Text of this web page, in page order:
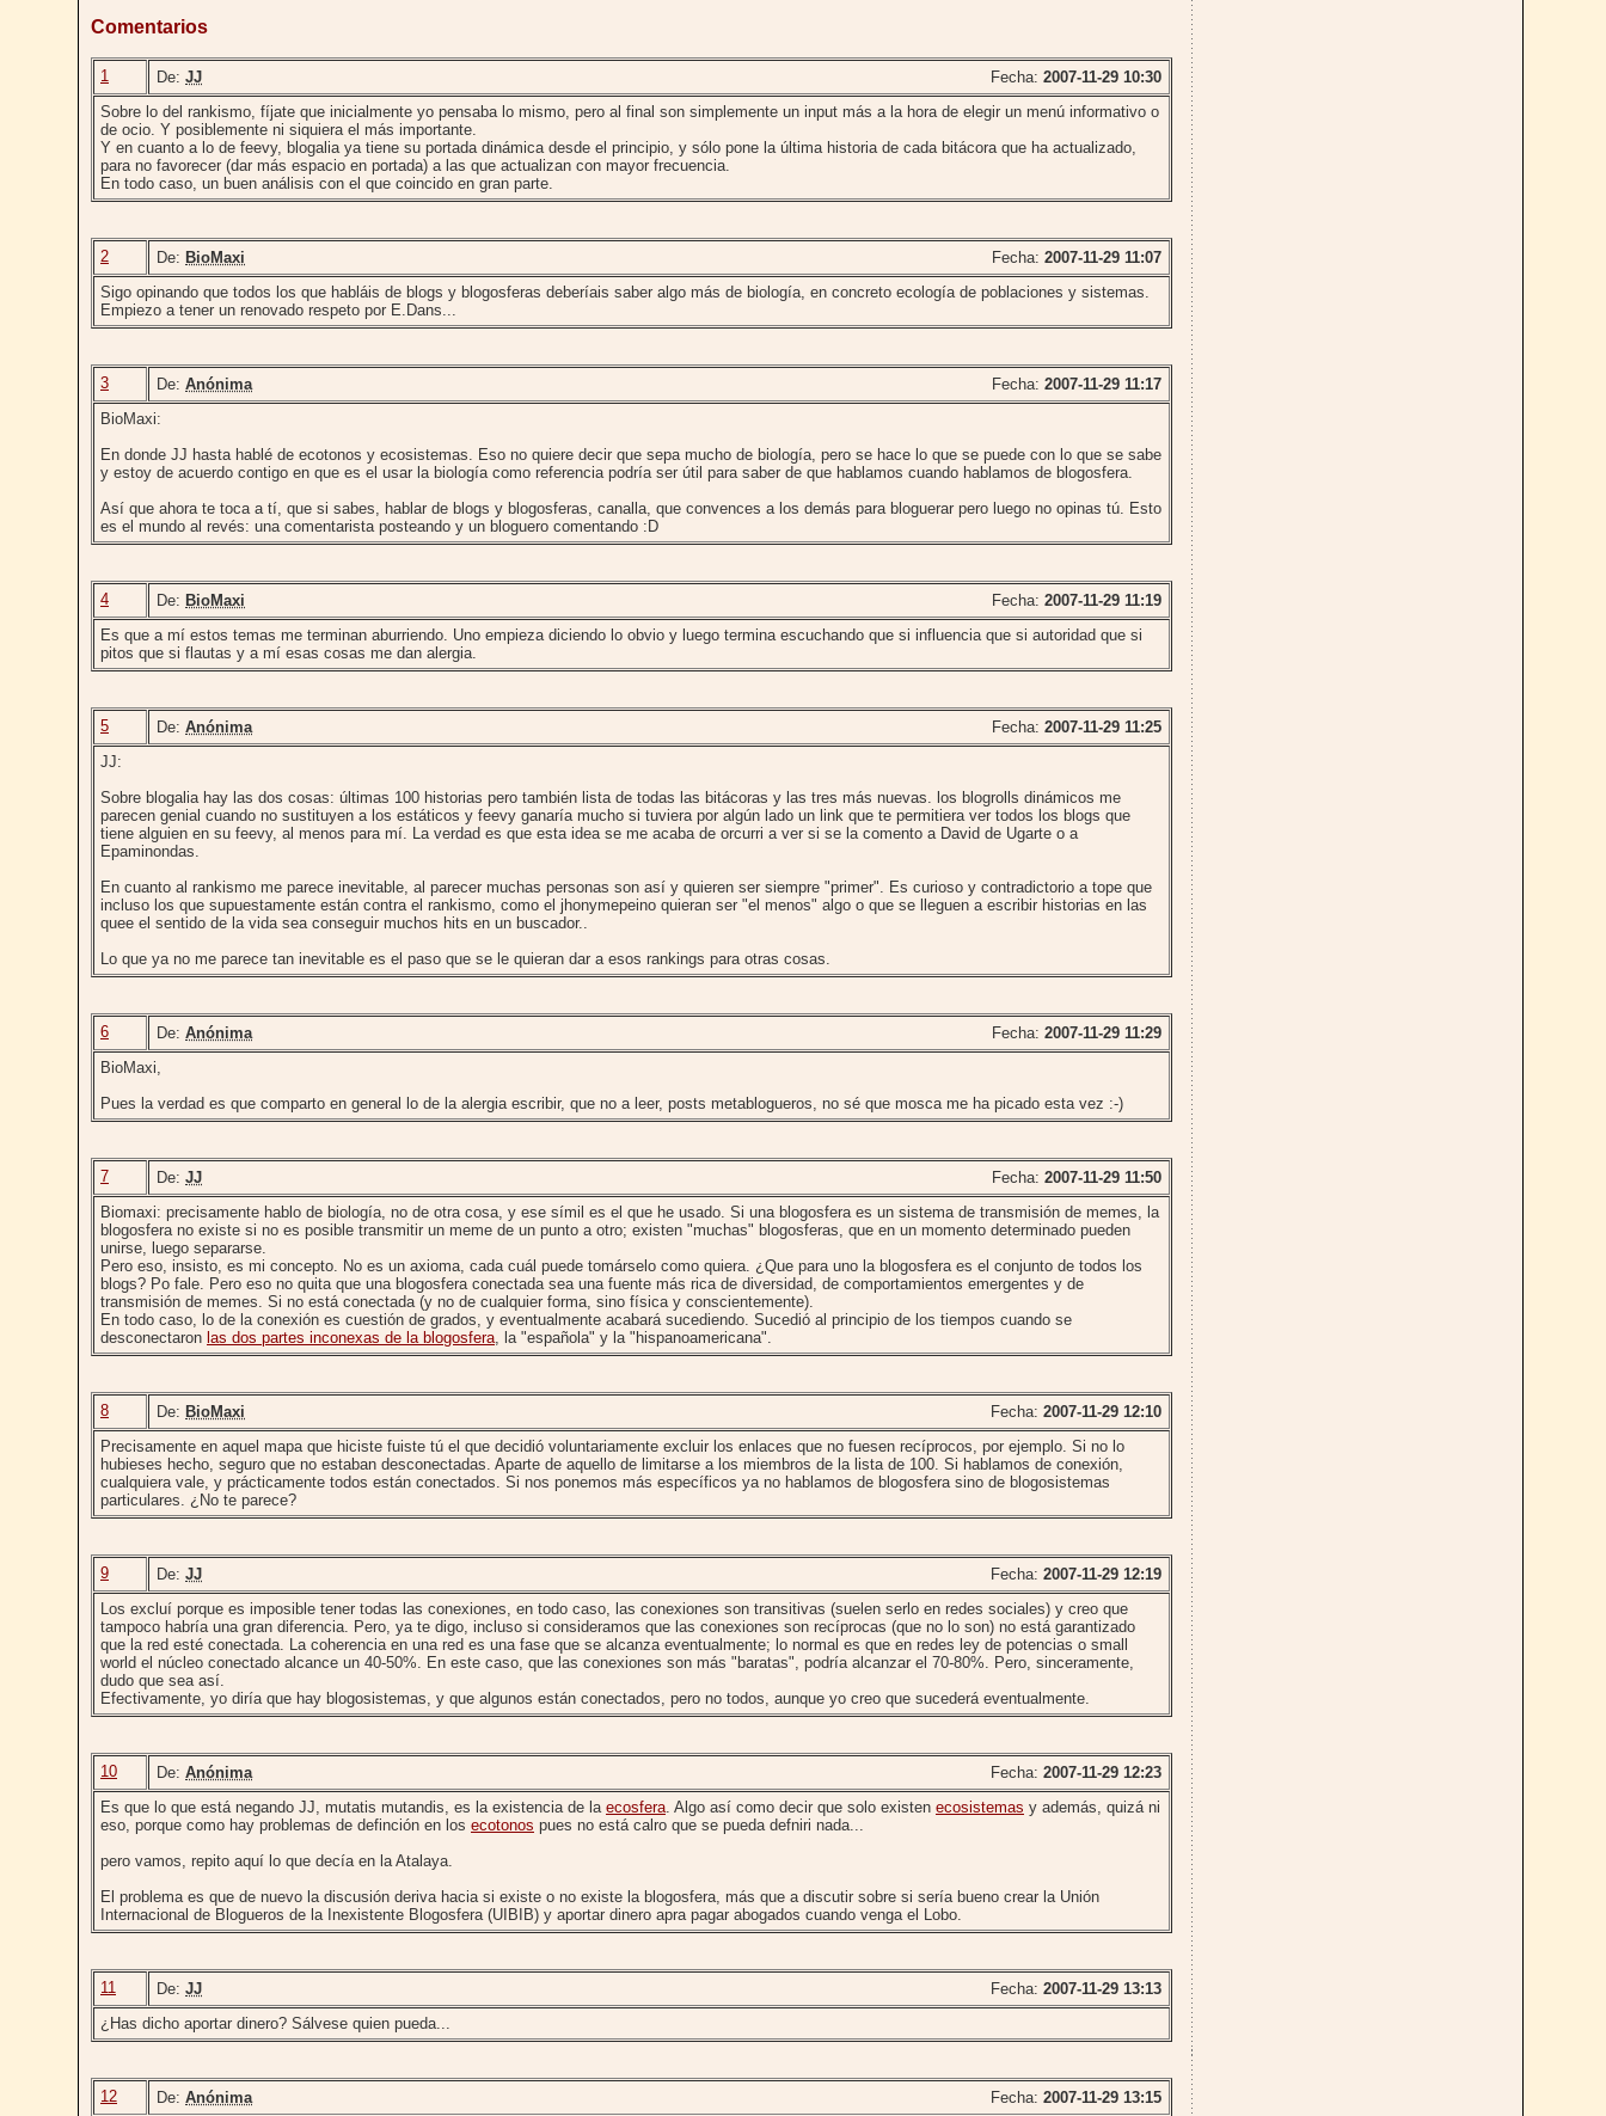
Comentarios
1 De: JJ Fecha: 2007-11-29 10:30
Sobre lo del rankismo, fíjate que inicialmente yo pensaba lo mismo, pero al final son simplemente un input más a la hora de elegir un menú informativo o
de ocio. Y posiblemente ni siquiera el más importante.
Y en cuanto a lo de feevy, blogalia ya tiene su portada dinámica desde el principio, y sólo pone la última historia de cada bitácora que ha actualizado,
para no favorecer (dar más espacio en portada) a las que actualizan con mayor frecuencia.
En todo caso, un buen análisis con el que coincido en gran parte.
2 De: BioMaxi Fecha: 2007-11-29 11:07
Sigo opinando que todos los que habláis de blogs y blogosferas deberíais saber algo más de biología, en concreto ecología de poblaciones y sistemas.
Empiezo a tener un renovado respeto por E.Dans...
3 De: Anónima Fecha: 2007-11-29 11:17
BioMaxi:
En donde JJ hasta hablé de ecotonos y ecosistemas. Eso no quiere decir que sepa mucho de biología, pero se hace lo que se puede con lo que se sabe
y estoy de acuerdo contigo en que es el usar la biología como referencia podría ser útil para saber de que hablamos cuando hablamos de blogosfera.
Así que ahora te toca a tí, que si sabes, hablar de blogs y blogosferas, canalla, que convences a los demás para bloguerar pero luego no opinas tú. Esto
es el mundo al revés: una comentarista posteando y un bloguero comentando :D
4 De: BioMaxi Fecha: 2007-11-29 11:19
Es que a mí estos temas me terminan aburriendo. Uno empieza diciendo lo obvio y luego termina escuchando que si influencia que si autoridad que si
pitos que si flautas y a mí esas cosas me dan alergia.
5 De: Anónima Fecha: 2007-11-29 11:25
JJ:
Sobre blogalia hay las dos cosas: últimas 100 historias pero también lista de todas las bitácoras y las tres más nuevas. los blogrolls dinámicos me
parecen genial cuando no sustituyen a los estáticos y feevy ganaría mucho si tuviera por algún lado un link que te permitiera ver todos los blogs que
tiene alguien en su feevy, al menos para mí. La verdad es que esta idea se me acaba de orcurri a ver si se la comento a David de Ugarte o a
Epaminondas.
En cuanto al rankismo me parece inevitable, al parecer muchas personas son así y quieren ser siempre "primer". Es curioso y contradictorio a tope que
incluso los que supuestamente están contra el rankismo, como el jhonymepeino quieran ser "el menos" algo o que se lleguen a escribir historias en las
quee el sentido de la vida sea conseguir muchos hits en un buscador..
Lo que ya no me parece tan inevitable es el paso que se le quieran dar a esos rankings para otras cosas.
6 De: Anónima Fecha: 2007-11-29 11:29
BioMaxi,
Pues la verdad es que comparto en general lo de la alergia escribir, que no a leer, posts metablogueros, no sé que mosca me ha picado esta vez :-)
7 De: JJ Fecha: 2007-11-29 11:50
Biomaxi: precisamente hablo de biología, no de otra cosa, y ese símil es el que he usado. Si una blogosfera es un sistema de transmisión de memes, la
blogosfera no existe si no es posible transmitir un meme de un punto a otro; existen "muchas" blogosferas, que en un momento determinado pueden
unirse, luego separarse.
Pero eso, insisto, es mi concepto. No es un axioma, cada cuál puede tomárselo como quiera. ¿Que para uno la blogosfera es el conjunto de todos los
blogs? Po fale. Pero eso no quita que una blogosfera conectada sea una fuente más rica de diversidad, de comportamientos emergentes y de
transmisión de memes. Si no está conectada (y no de cualquier forma, sino física y conscientemente).
En todo caso, lo de la conexión es cuestión de grados, y eventualmente acabará sucediendo. Sucedió al principio de los tiempos cuando se
desconectaron las dos partes inconexas de la blogosfera , la "española" y la "hispanoamericana".
8 De: BioMaxi Fecha: 2007-11-29 12:10
Precisamente en aquel mapa que hiciste fuiste tú el que decidió voluntariamente excluir los enlaces que no fuesen recíprocos, por ejemplo. Si no lo
hubieses hecho, seguro que no estaban desconectadas. Aparte de aquello de limitarse a los miembros de la lista de 100. Si hablamos de conexión,
cualquiera vale, y prácticamente todos están conectados. Si nos ponemos más específicos ya no hablamos de blogosfera sino de blogosistemas
particulares. ¿No te parece?
9 De: JJ Fecha: 2007-11-29 12:19
Los excluí porque es imposible tener todas las conexiones, en todo caso, las conexiones son transitivas (suelen serlo en redes sociales) y creo que
tampoco habría una gran diferencia. Pero, ya te digo, incluso si consideramos que las conexiones son recíprocas (que no lo son) no está garantizado
que la red esté conectada. La coherencia en una red es una fase que se alcanza eventualmente; lo normal es que en redes ley de potencias o small
world el núcleo conectado alcance un 40-50%. En este caso, que las conexiones son más "baratas", podría alcanzar el 70-80%. Pero, sinceramente,
dudo que sea así.
Efectivamente, yo diría que hay blogosistemas, y que algunos están conectados, pero no todos, aunque yo creo que sucederá eventualmente.
10 De: Anónima Fecha: 2007-11-29 12:23
Es que lo que está negando JJ, mutatis mutandis, es la existencia de la ecosfera . Algo así como decir que solo existen ecosistemas y además, quizá ni
eso, porque como hay problemas de definción en los ecotonos pues no está calro que se pueda defniri nada...
pero vamos, repito aquí lo que decía en la Atalaya.
El problema es que de nuevo la discusión deriva hacia si existe o no existe la blogosfera, más que a discutir sobre si sería bueno crear la Unión
Internacional de Blogueros de la Inexistente Blogosfera (UIBIB) y aportar dinero apra pagar abogados cuando venga el Lobo.
11 De: JJ Fecha: 2007-11-29 13:13
¿Has dicho aportar dinero? Sálvese quien pueda...
12 De: Anónima Fecha: 2007-11-29 13:15